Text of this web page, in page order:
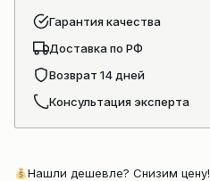
Гарантия качества
Доставка по РФ
Возврат 14 дней
Консультация эксперта
Нашли дешевле? Снизим цену!